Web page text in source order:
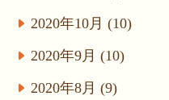
2020年10月 (10)
2020年9月 (10)
2020年8月 (9)